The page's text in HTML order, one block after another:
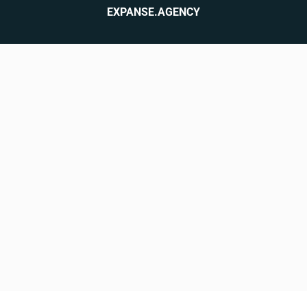
EXPANSE.AGENCY